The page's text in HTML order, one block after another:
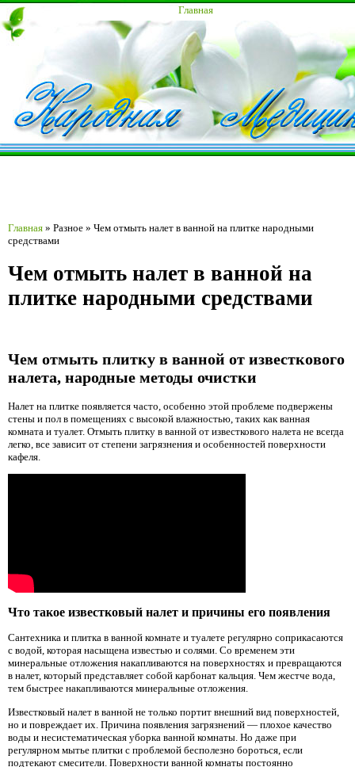
Главная
Главная » Разное » Чем отмыть налет в ванной на плитке народными
средствами
Чем отмыть налет в ванной на
плитке народными средствами
Чем отмыть плитку в ванной от известкового
налета, народные методы очистки
Налет на плитке появляется часто, особенно этой проблеме подвержены
стены и пол в помещениях с высокой влажностью, таких как ванная
комната и туалет. Отмыть плитку в ванной от известкового налета не всегда
легко, все зависит от степени загрязнения и особенностей поверхности
кафеля.
Что такое известковый налет и причины его появления
Сантехника и плитка в ванной комнате и туалете регулярно соприкасаются
с водой, которая насыщена известью и солями. Со временем эти
минеральные отложения накапливаются на поверхностях и превращаются
в налет, который представляет собой карбонат кальция. Чем жестче вода,
тем быстрее накапливаются минеральные отложения.
Известковый налет в ванной не только портит внешний вид поверхностей,
но и повреждает их. Причина появления загрязнений — плохое качество
воды и несистематическая уборка ванной комнаты. Но даже при
регулярном мытье плитки с проблемой бесполезно бороться, если
подтекают смесители. Поверхности ванной комнаты постоянно